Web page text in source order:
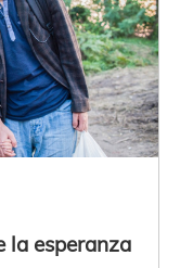
la esperanza